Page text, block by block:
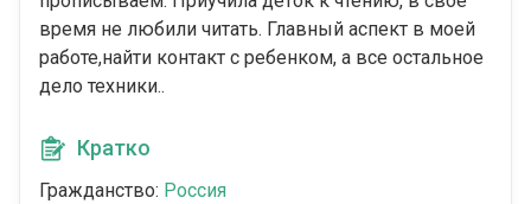
время не любили читать. Главный аспект в моей
работе,найти контакт с ребенком, а все остальное
дело техники..
Кратко
Гражданство: Россия